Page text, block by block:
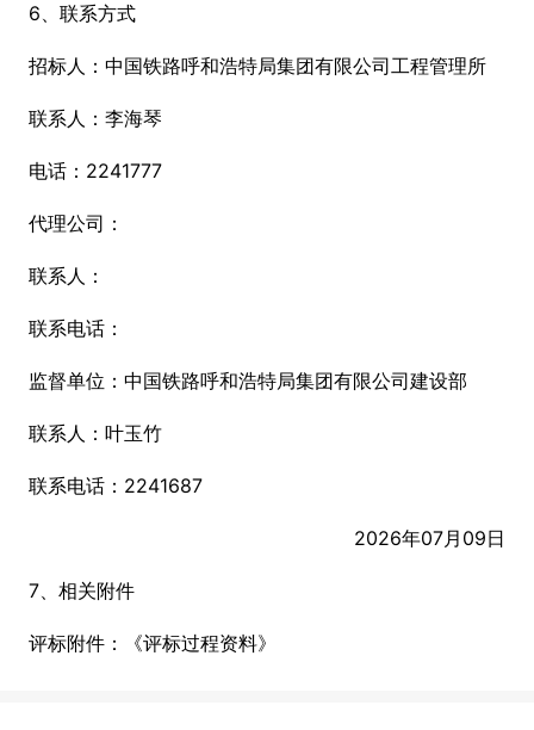
6、联系方式
招标人：中国铁路呼和浩特局集团有限公司工程管理所
联系人：李海琴
电话：2241777
代理公司：
联系人：
联系电话：
监督单位：中国铁路呼和浩特局集团有限公司建设部
联系人：叶玉竹
联系电话：2241687
2026年07月09日
7、相关附件
评标附件：《评标过程资料》